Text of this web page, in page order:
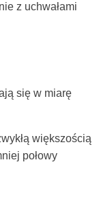
z uchwałami
się w miarę
większością
połowy